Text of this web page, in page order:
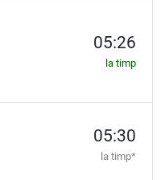
05:26
la timp
05:30
la timp*